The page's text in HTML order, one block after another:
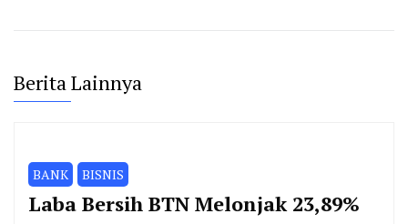
Berita Lainnya
BANK BISNIS
Laba Bersih BTN Melonjak 23,89%